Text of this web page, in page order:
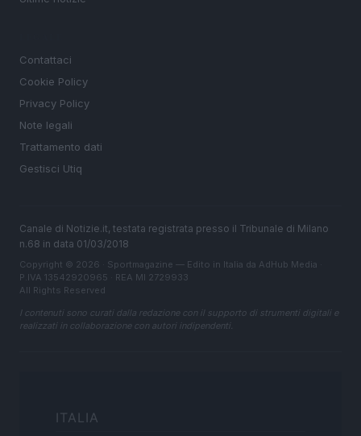
Contattaci
Cookie Policy
Privacy Policy
Note legali
Trattamento dati
Gestisci Utiq
Canale di Notizie.it, testata registrata presso il Tribunale di Milano
n.68 in data 01/03/2018
Copyright © 2026 · Sportmagazine — Edito in Italia da AdHub Media
P.IVA 13542920965 · REA MI 2729933
All Rights Reserved
I contenuti sono curati dalla redazione con il supporto di strumenti digitali e
realizzati in collaborazione con autori indipendenti.
ITALIA